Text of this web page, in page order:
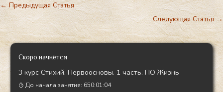
←Предыдущая Статья
Следующая Статья→
Скоро начнётся
3 курс Стихий. Первоосновы. 1 часть. ПО Жизнь
До начала занятия: 650:01:03